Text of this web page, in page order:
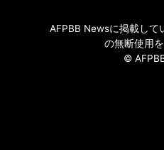
AFPBB Newsに掲載して
の無断使用を
©